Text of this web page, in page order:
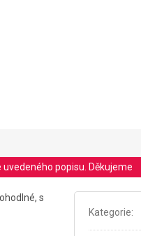
popisu. Děkujeme
s
Kategorie: